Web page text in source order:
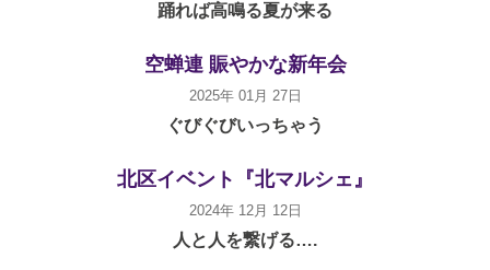
踊れば高鳴る夏が来る
空蝉連 賑やかな新年会
2025年 01月 27日
ぐびぐびいっちゃう
北区イベント『北マルシェ』
2024年 12月 12日
人と人を繋げる….